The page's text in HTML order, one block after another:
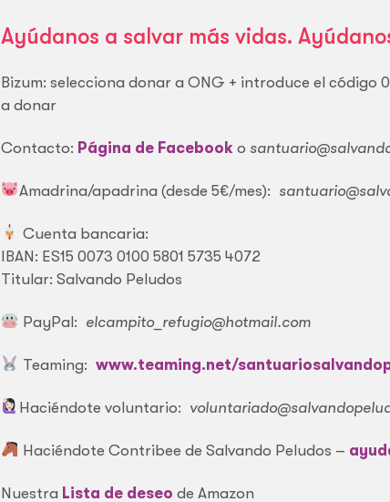
Ayúdanos a salvar más vidas.
Bizum: selecciona donar a ONG + introduce el
a donar
Contacto: Página de Facebook o
Amadrina/apadrina (desde 5€/mes):
Cuenta bancaria:
IBAN: ES15 0073 0100 5801 5735 4072
Titular: Salvando Peludos
PayPal: elcampito_refugio@hotmail.com
Teaming: www.teaming.net/
Haciéndote voluntario:
Haciéndote Contribee de Salvando Peludos –
Nuestra Lista de deseo de Amazon